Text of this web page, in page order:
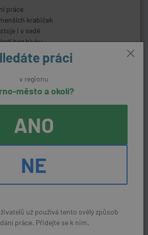
práce
krabiček
i v sedě
bez hluku
NABÍDKU
práci
v regionu
město a okolí?
ANO
NE
už používá tento svělý způsob
práce. Přidejte se k nim.